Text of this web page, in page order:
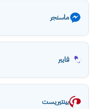
ماسنجر
فايبر
بينتيريست